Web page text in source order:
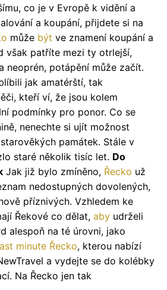
co je v Evropě k vidění a
a koupání, přijdete si na
může být ve znamení koupání a
však patříte mezi ty otrlejší,
neoprén, potápění může začít.
jak amatérští, tak
kteří ví, že jsou kolem
podmínky pro ponor. Co se
nenechte si ujít možnost
památek. Stále v
staré několik tisíc let. Do
Jak již bylo zmíněno, Řecko už
nedostupných dovolených,
příznivých. Vzhledem ke
Řekové co dělat, aby udrželi
alespoň na té úrovni, jako
minute Řecko, kterou nabízí
a vydejte se do kolébky
Na Řecko jen tak